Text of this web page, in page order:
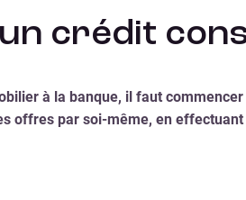
crédit
à la banque, il faut
offres par soi-même, en effectuant